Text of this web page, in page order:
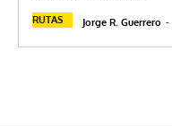
RUTAS Jorge R. Guerrero -